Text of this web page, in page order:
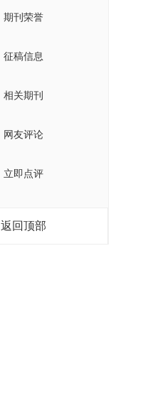
期刊荣誉
征稿信息
相关期刊
网友评论
立即点评
返回顶部